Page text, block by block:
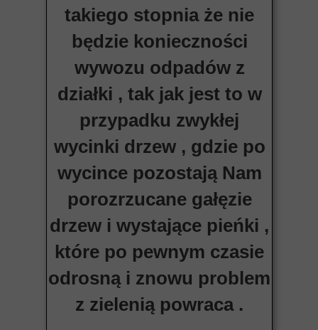
takiego stopnia że nie
będzie konieczności
wywozu odpadów z
działki , tak jak jest to w
przypadku zwykłej
wycinki drzew , gdzie po
wycince pozostają Nam
porozrzucane gałęzie
drzew i wystające pieńki ,
które po pewnym czasie
odrosną i znowu problem
z zielenią powraca .